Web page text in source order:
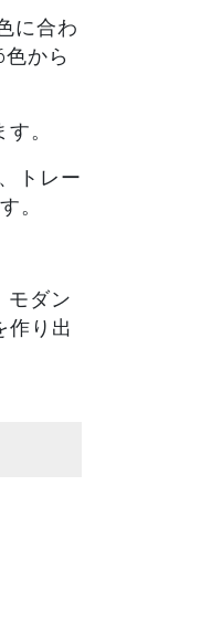
に合わ
から
。
トレー
。
モダン
作り出